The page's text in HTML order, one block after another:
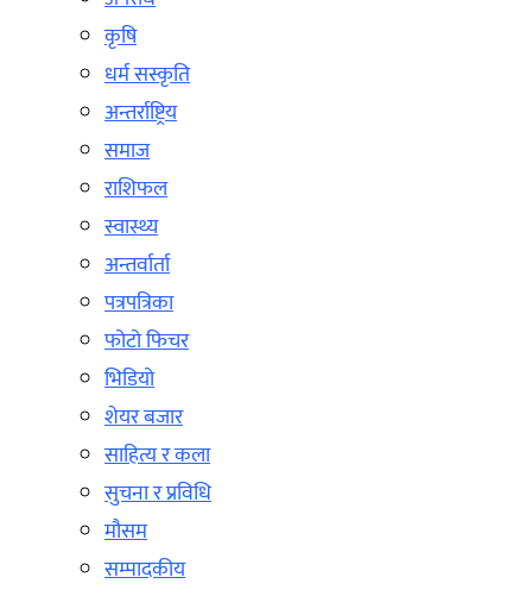
कृषि
धर्म सस्कृति
अन्तर्राष्ट्रिय
समाज
राशिफल
स्वास्थ्य
अन्तर्वार्ता
पत्रपत्रिका
फोटो फिचर
भिडियो
शेयर बजार
साहित्य र कला
सुचना र प्रविधि
मौसम
सम्पादकीय